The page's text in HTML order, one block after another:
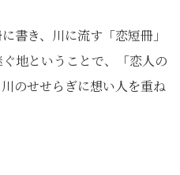
書き、川に流す「恋短冊」
地ということで、「恋人の
のせせらぎに想い人を重ね